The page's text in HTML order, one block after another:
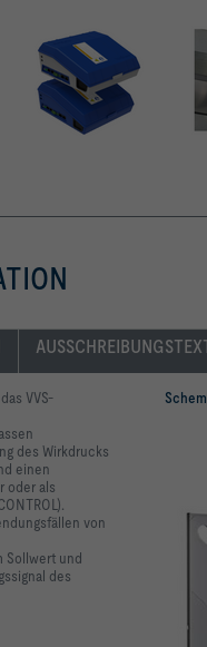
VVS-
des Wirkdrucks
einen
oder als
von
Sollwert und
des